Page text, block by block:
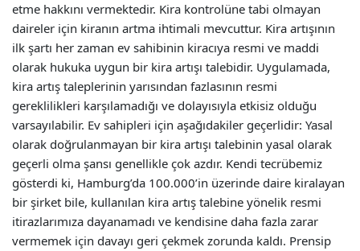
etme hakkını vermektedir. Kira kontrolüne tabi olmayan
daireler için kiranın artma ihtimali mevcuttur. Kira artışının
ilk şartı her zaman ev sahibinin kiracıya resmi ve maddi
olarak hukuka uygun bir kira artışı talebidir. Uygulamada,
kira artış taleplerinin yarısından fazlasının resmi
gereklilikleri karşılamadığı ve dolayısıyla etkisiz olduğu
varsayılabilir. Ev sahipleri için aşağıdakiler geçerlidir: Yasal
olarak doğrulanmayan bir kira artışı talebinin yasal olarak
geçerli olma şansı genellikle çok azdır. Kendi tecrübemiz
gösterdi ki, Hamburg’da 100.000’in üzerinde daire kiralayan
bir şirket bile, kullanılan kira artış talebine yönelik resmi
itirazlarımıza dayanamadı ve kendisine daha fazla zarar
vermemek için davayı geri çekmek zorunda kaldı. Prensip